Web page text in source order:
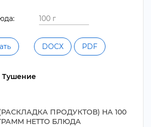
DOCX PDF
Тушение
ПРОДУКТОВ) НА 100
НЕТТО БЛЮДА